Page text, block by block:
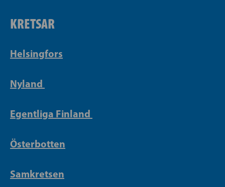
KRETSAR
Helsingfors
Nyland
Egentliga Finland
Österbotten
Samkretsen